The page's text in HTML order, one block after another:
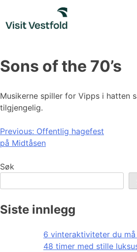
content
Sons of the 70’s
Musikerne spiller for Vipps i hatten
tilgjengelig.
Innleggsnavigasjon
Previous: Offentlig hagefest
på Midtåsen
Søk
Siste innlegg
6 vinteraktiviteter du
48 timer med stille